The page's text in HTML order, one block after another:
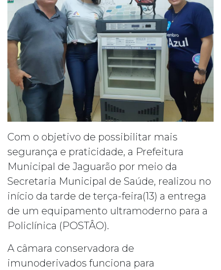
Com o objetivo de possibilitar mais
segurança e praticidade, a Prefeitura
Municipal de Jaguarão por meio da
Secretaria Municipal de Saúde, realizou no
início da tarde de terça-feira(13) a entrega
de um equipamento ultramoderno para a
Policlínica (POSTÂO).
A câmara conservadora de
imunoderivados funciona para